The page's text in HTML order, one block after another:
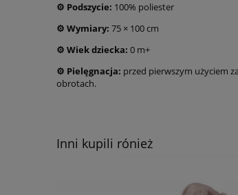
⚙️ Podszycie: 100% poliester
⚙️ Wymiary: 75 × 100 cm
⚙️ Wiek dziecka: 0 m+
⚙️ Pielęgnacja: przed pierwszym użyciem
obrotach.
Inni kupili rónież